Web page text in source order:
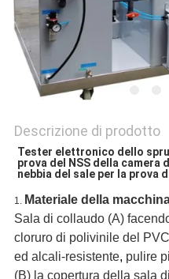
Descrizione di prodotto
Tester elettronico dello
prova del NSS della
nebbia del sale per la prova
1. Materiale della
Sala di collaudo (A)
cloruro di polivinile del
ed alcali-resistente, pulire
(B) la copertura della sala